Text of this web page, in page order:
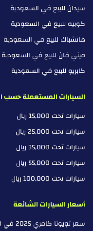
سيدان للبيع في السعودية
كوبيه للبيع في السعودية
هاتشباك للبيع في السعودية
ميني فان للبيع في السعودية
كابريو للبيع في السعودية
السيارات المستعملة حسب
سيارات تحت 15,000 ريال
سيارات تحت 25,000 ريال
سيارات تحت 35,000 ريال
سيارات تحت 55,000 ريال
سيارات تحت 100,000 ريال
أسعار السيارات الشائعة
سعر تويوتا كامري 2025 في السعودية